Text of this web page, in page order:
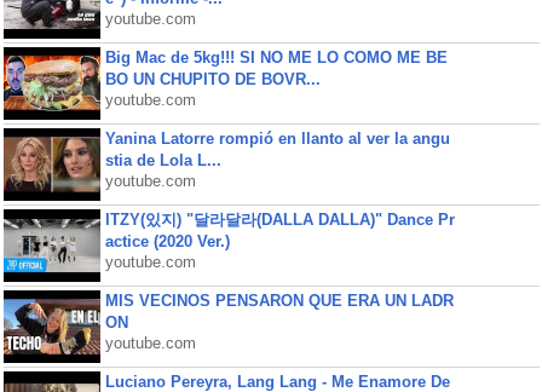
youtube.com
Big Mac de 5kg!!! SI NO ME LO COMO ME BE
BO UN CHUPITO DE BOVR...
youtube.com
Yanina Latorre rompió en llanto al ver la angu
stia de Lola L...
youtube.com
ITZY(있지) "달라달라(DALLA DALLA)" Dance Pr
actice (2020 Ver.)
youtube.com
MIS VECINOS PENSARON QUE ERA UN LADR
ON
youtube.com
Luciano Pereyra, Lang Lang - Me Enamore De